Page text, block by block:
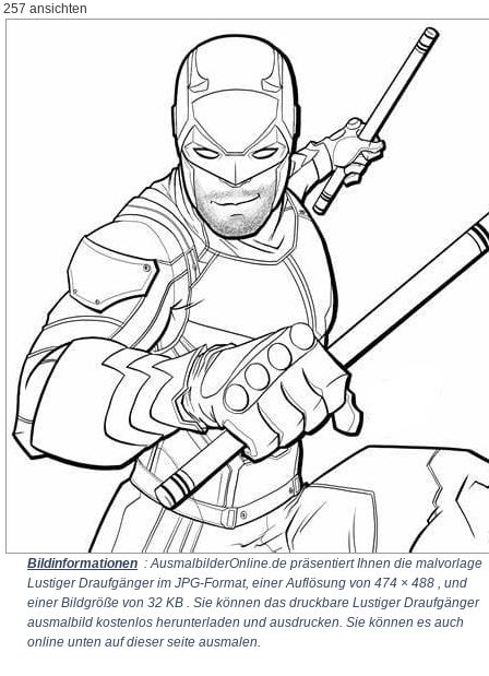
257 ansichten
Bildinformationen : AusmalbilderOnline.de präsentiert Ihnen die malvorlage
Lustiger Draufgänger im JPG-Format, einer Auflösung von 474 × 488 , und
einer Bildgröße von 32 KB . Sie können das druckbare Lustiger Draufgänger
ausmalbild kostenlos herunterladen und ausdrucken. Sie können es auch
online unten auf dieser seite ausmalen.